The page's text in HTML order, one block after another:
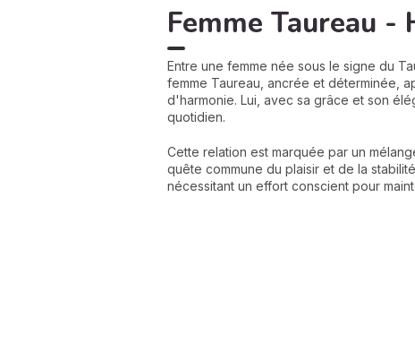
Femme Taureau -
Entre une femme née sous le signe du
femme Taureau, ancrée et déterminée,
d'harmonie. Lui, avec sa grâce et son
quotidien.
Cette relation est marquée par un
quête commune du plaisir et de la
nécessitant un effort conscient pour